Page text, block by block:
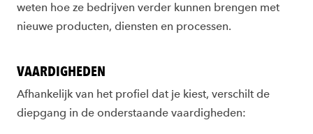
weten hoe ze bedrijven verder kunnen brengen met
nieuwe producten, diensten en processen.
VAARDIGHEDEN
Afhankelijk van het profiel dat je kiest, verschilt de
diepgang in de onderstaande vaardigheden: